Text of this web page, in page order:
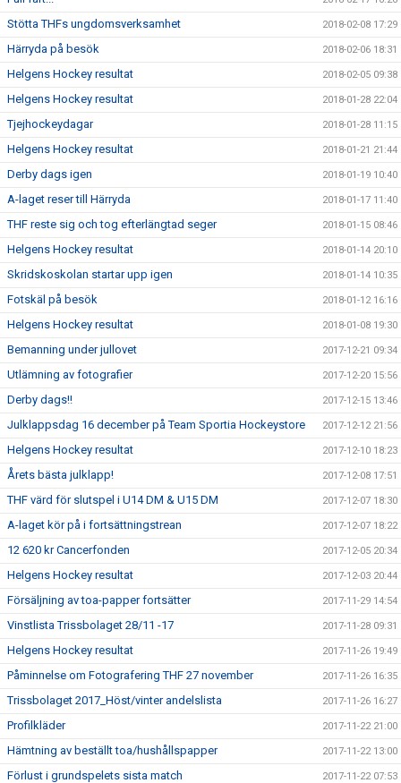
Stötta THFs ungdomsverksamhet 2018-02-08 17:29
Härryda på besök 2018-02-06 18:31
Helgens Hockey resultat 2018-02-05 09:38
Helgens Hockey resultat 2018-01-28 22:04
Tjejhockeydagar 2018-01-28 11:15
Helgens Hockey resultat 2018-01-21 21:44
Derby dags igen 2018-01-19 10:40
A-laget reser till Härryda 2018-01-17 11:40
THF reste sig och tog efterlängtad seger 2018-01-15 08:46
Helgens Hockey resultat 2018-01-14 20:10
Skridskoskolan startar upp igen 2018-01-14 10:35
Fotskäl på besök 2018-01-12 16:16
Helgens Hockey resultat 2018-01-08 19:30
Bemanning under jullovet 2017-12-21 09:34
Utlämning av fotografier 2017-12-20 15:56
Derby dags!! 2017-12-15 13:46
Julklappsdag 16 december på Team Sportia Hockeystore 2017-12-12 21:56
Helgens Hockey resultat 2017-12-10 18:23
Årets bästa julklapp! 2017-12-08 17:51
THF värd för slutspel i U14 DM & U15 DM 2017-12-07 18:30
A-laget kör på i fortsättningstrean 2017-12-07 18:22
12 620 kr Cancerfonden 2017-12-05 20:34
Helgens Hockey resultat 2017-12-03 20:44
Försäljning av toa-papper fortsätter 2017-11-29 14:54
Vinstlista Trissbolaget 28/11 -17 2017-11-28 09:31
Helgens Hockey resultat 2017-11-26 19:49
Påminnelse om Fotografering THF 27 november 2017-11-26 16:35
Trissbolaget 2017_Höst/vinter andelslista 2017-11-26 16:27
Profilkläder 2017-11-22 21:00
Hämtning av beställt toa/hushållspapper 2017-11-22 13:00
Förlust i grundspelets sista match 2017-11-22 07:53